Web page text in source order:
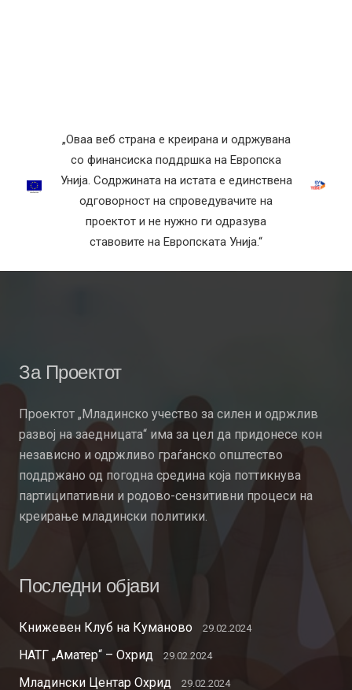
„Оваа веб страна е креирана и одржувана
со финансиска поддршка на Европска
Унија. Содржината на истата е единствена
одговорност на спроведувачите на
проектот и не нужно ги одразува
ставовите на Европската Унија.“
За Проектот
Проектот „Младинско учество за силен и одржлив
развој на заедницата“ има за цел да придонесе кон
независно и одржливо граѓанско општество
поддржано од погодна средина која поттикнува
партиципативни и родово-сензитивни процеси на
креирање младински политики.
Последни објави
Книжевен Клуб на Куманово 29.02.2024
НАТГ „Аматер“ – Охрид 29.02.2024
Младински Центар Охрид 29.02.2024